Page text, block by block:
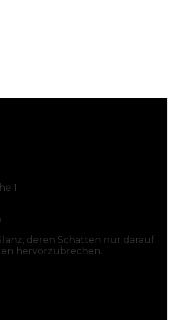
1
deren Schatten nur darauf
hervorzubrechen.